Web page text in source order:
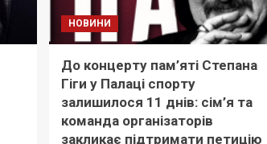
НОВИНИ
До концерту пам’яті Степана
Гіги у Палаці спорту
залишилося 11 днів: сім’я та
команда організаторів
закликає підтримати петицію